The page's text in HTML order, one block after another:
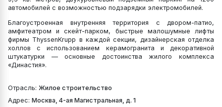
автомобилей с возможностью подзарядки электромобилей.
Благоустроенная внутренняя территория с двором-патио,
амфитеатром и скейт-парком, быстрые малошумные лифты
фирмы ThyssenKrupp в каждой секции, дизайнерская отделка
холлов с использованием керамогранита и декоративной
штукатурки — основные достоинства жилого комплекса
«Династия».
Отрасль: Жилое строительство
Адрес: Москва, 4-ая Магистральная, д. 1